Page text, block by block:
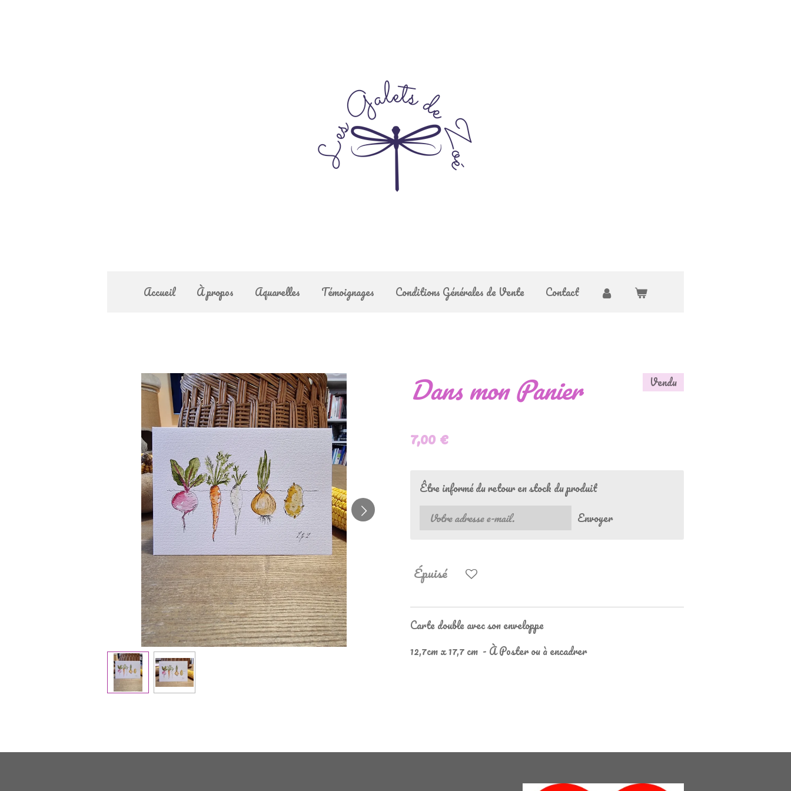
Accueil À propos Aquarelles Témoignages Conditions Générales de Vente Contact
Dans mon Panier Vendu
7,00 €
Être informé du retour en stock du produit
Envoyer
Épuisé
Carte double avec son enveloppe
12,7cm x 17,7 cm - À Poster ou à encadrer